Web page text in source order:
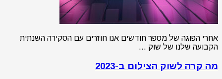
אחרי הפוגה של מספר חודשים אנו חוזרים עם הסקירה השנתית
הקבועה שלנו של שוק …
מה קרה לשוק הצילום ב-2023